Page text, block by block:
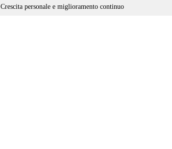
Crescita personale e miglioramento continuo